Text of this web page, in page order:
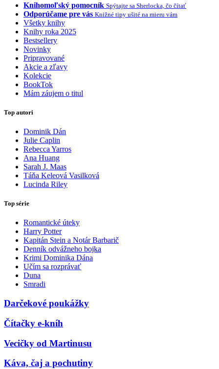
Knihomoľský pomocník Spýtajte sa Sherlocka, čo čítať
Odporúčame pre vás Knižné tipy ušité na mieru vám
Všetky knihy
Knihy roka 2025
Bestsellery
Novinky
Pripravované
Akcie a zľavy
Kolekcie
BookTok
Mám záujem o titul
Top autori
Dominik Dán
Julie Caplin
Rebecca Yarros
Ana Huang
Sarah J. Maas
Táňa Keleová Vasilková
Lucinda Riley
Top série
Romantické úteky
Harry Potter
Kapitán Stein a Notár Barbarič
Denník odvážneho bojka
Krimi Dominika Dána
Učím sa rozprávať
Duna
Smradi
Darčekové poukážky
Čítačky e-kníh
Vecičky od Martinusu
Káva, čaj a pochutiny